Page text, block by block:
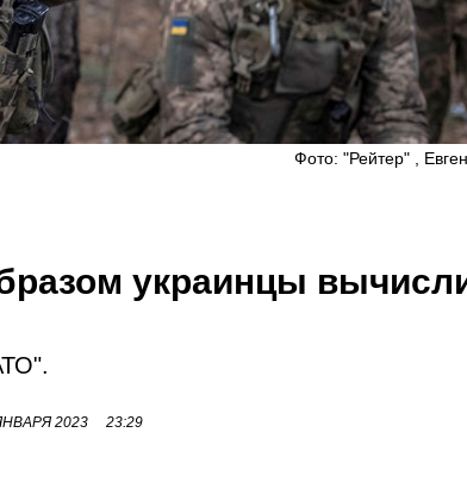
Фото: "Рейтер" ,
украинцы
2023 23:29